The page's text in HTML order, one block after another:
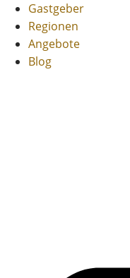
Gastgeber
Regionen
Angebote
Blog